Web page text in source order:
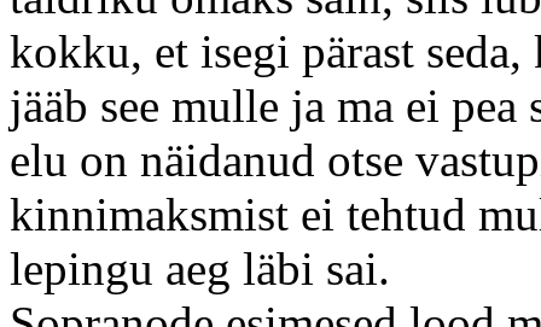
kokku, et isegi pärast
jääb see mulle ja ma ei
elu on näidanud otse
kinnimaksmist ei tehtud
lepingu aeg läbi sai.